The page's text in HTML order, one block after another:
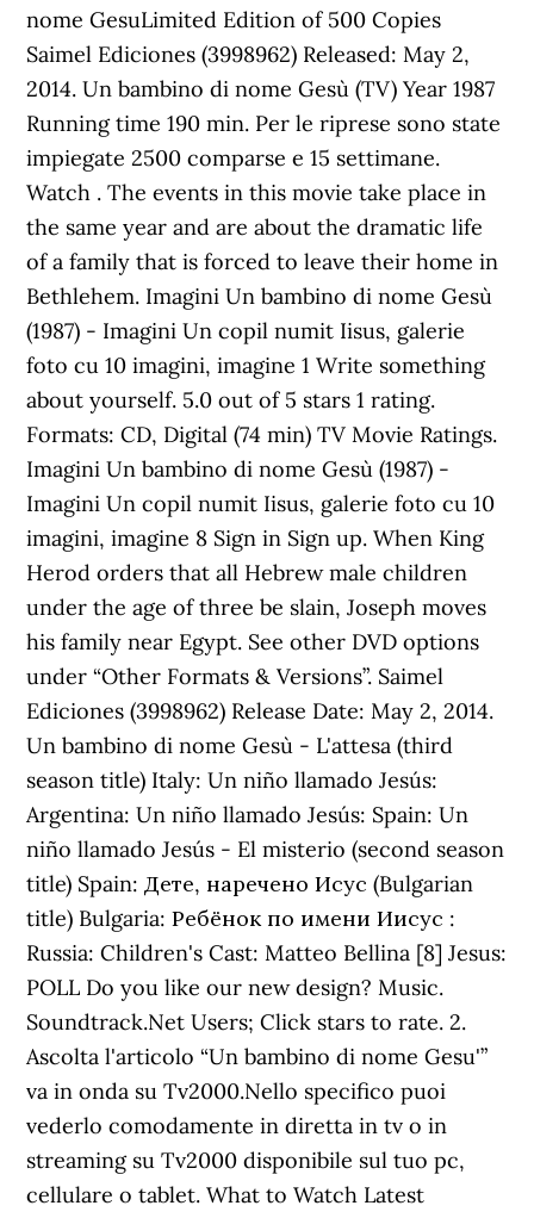
nome GesuLimited Edition of 500 Copies
Saimel Ediciones (3998962) Released: May 2,
2014. Un bambino di nome Gesù (TV) Year 1987
Running time 190 min. Per le riprese sono state
impiegate 2500 comparse e 15 settimane.
Watch . The events in this movie take place in
the same year and are about the dramatic life
of a family that is forced to leave their home in
Bethlehem. Imagini Un bambino di nome Gesù
(1987) - Imagini Un copil numit Iisus, galerie
foto cu 10 imagini, imagine 1 Write something
about yourself. 5.0 out of 5 stars 1 rating.
Formats: CD, Digital (74 min) TV Movie Ratings.
Imagini Un bambino di nome Gesù (1987) -
Imagini Un copil numit Iisus, galerie foto cu 10
imagini, imagine 8 Sign in Sign up. When King
Herod orders that all Hebrew male children
under the age of three be slain, Joseph moves
his family near Egypt. See other DVD options
under “Other Formats & Versions”. Saimel
Ediciones (3998962) Release Date: May 2, 2014.
Un bambino di nome Gesù - L'attesa (third
season title) Italy: Un niño llamado Jesús:
Argentina: Un niño llamado Jesús: Spain: Un
niño llamado Jesús - El misterio (second season
title) Spain: Дете, наречено Исус (Bulgarian
title) Bulgaria: Ребёнок по имени Иисус :
Russia: Children's Cast: Matteo Bellina [8] Jesus:
POLL Do you like our new design? Music.
Soundtrack.Net Users; Click stars to rate. 2.
Ascolta l'articolo “Un bambino di nome Gesu'”
va in onda su Tv2000.Nello specifico puoi
vederlo comodamente in diretta in tv o in
streaming su Tv2000 disponibile sul tuo pc,
cellulare o tablet. What to Watch Latest